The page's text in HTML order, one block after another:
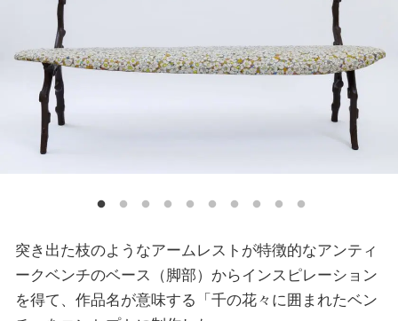
突き出た枝のようなアームレストが特徴的なアンティ
ークベンチのベース（脚部）からインスピレーション
を得て、作品名が意味する「千の花々に囲まれたベン